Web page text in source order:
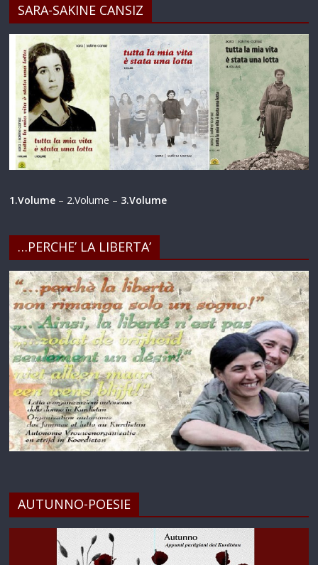
SARA-SAKINE CANSIZ
1.Volume – 2.Volume – 3.Volume
…PERCHE’ LA LIBERTA’
AUTUNNO-POESIE